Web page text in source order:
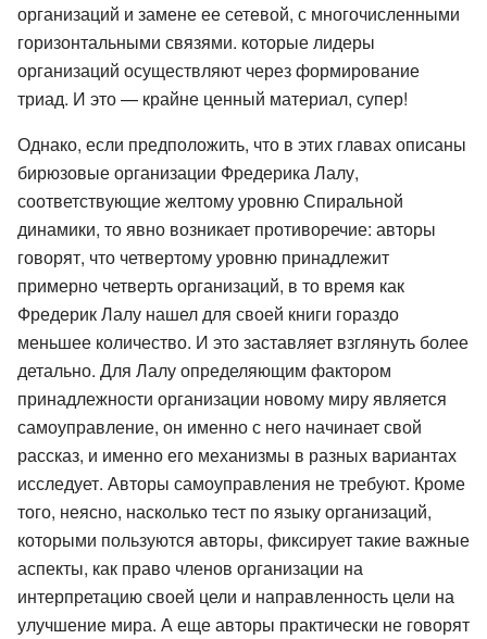
организаций и замене ее сетевой, с многочисленными
горизонтальными связями. которые лидеры
организаций осуществляют через формирование
триад. И это — крайне ценный материал, супер!
Однако, если предположить, что в этих главах описаны
бирюзовые организации Фредерика Лалу,
соответствующие желтому уровню Спиральной
динамики, то явно возникает противоречие: авторы
говорят, что четвертому уровню принадлежит
примерно четверть организаций, в то время как
Фредерик Лалу нашел для своей книги гораздо
меньшее количество. И это заставляет взглянуть более
детально. Для Лалу определяющим фактором
принадлежности организации новому миру является
самоуправление, он именно с него начинает свой
рассказ, и именно его механизмы в разных вариантах
исследует. Авторы самоуправления не требуют. Кроме
того, неясно, насколько тест по языку организаций,
которыми пользуются авторы, фиксирует такие важные
аспекты, как право членов организации на
интерпретацию своей цели и направленность цели на
улучшение мира. А еще авторы практически не говорят